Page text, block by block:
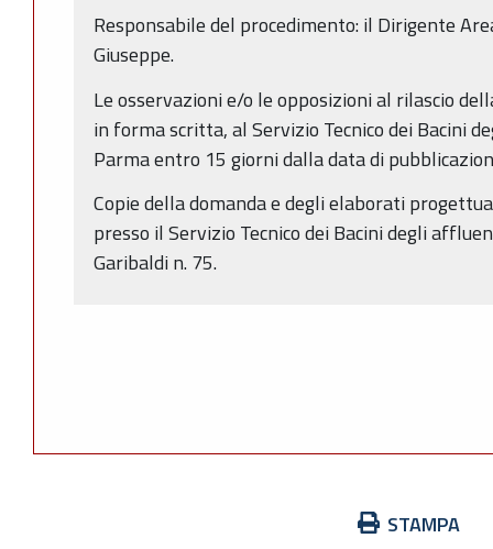
Responsabile del procedimento: il Dirigente
Giuseppe.
Le osservazioni e/o le opposizioni al rilascio
in forma scritta, al Servizio Tecnico dei Bacini
Parma entro 15 giorni dalla data di
Copie della domanda e degli elaborati
presso il Servizio Tecnico dei Bacini degli
Garibaldi n. 75.
STAMPA